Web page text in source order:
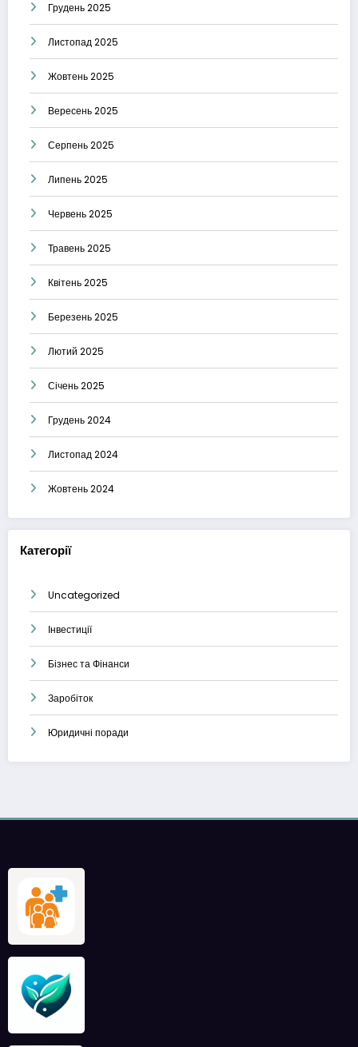
Грудень 2025
Листопад 2025
Жовтень 2025
Вересень 2025
Серпень 2025
Липень 2025
Червень 2025
Травень 2025
Квітень 2025
Березень 2025
Лютий 2025
Січень 2025
Грудень 2024
Листопад 2024
Жовтень 2024
Категорії
Uncategorized
Інвестиції
Бізнес та Фінанси
Заробіток
Юридичні поради